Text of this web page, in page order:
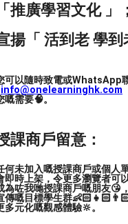
級好，練習過你
「推廣學習文化 」
揚「 活到老 學到
可以隨時致電或
info@onelearninghk.com
嘅需要🧠。
課商戶留意：
何未加入嘅授課商戶或個人
即時上架，令更多瀏覽者可
為咗我哋授課商戶嘅朋友😘
傳嘅目標學生群
多元化嘅觀感體驗🔆。